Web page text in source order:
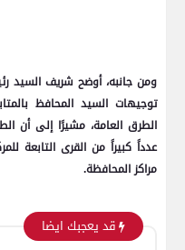
ومن جانبه، أوضح شريف السيد
توجيهات السيد المحافظ
الطرق العامة، مشيرًا إلى أن
عدداً كبيراً من القرى التابعة
مراكز المحافظة.
قد يعجبك ايضا